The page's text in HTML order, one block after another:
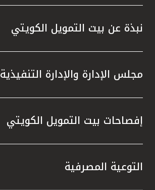
نبذة عن بيت التمويل الكويتي
مجلس الإدارة والإدارة التنفيذية
إفصاحات بيت التمويل الكويتي
التوعية المصرفية